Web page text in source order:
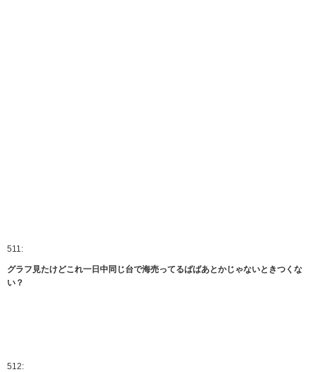
511:
グラフ見たけどこれ一日中同じ台で海売ってるばばあとかじゃないときつくな
い？
512: